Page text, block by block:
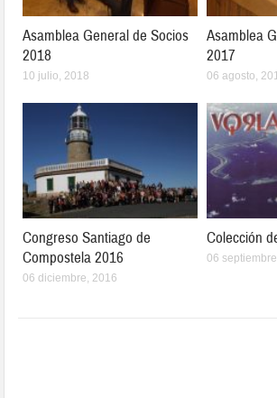
Asamblea General de Socios
2018
10 julio, 2018
Asamblea
2017
06 agosto,
Congreso Santiago de
Compostela 2016
06 diciembre, 2016
Colección
06